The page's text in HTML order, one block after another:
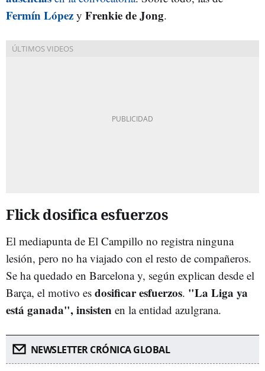
Fermín López y Frenkie de Jong.
Flick dosifica esfuerzos
El mediapunta de El Campillo no registra ninguna
lesión, pero no ha viajado con el resto de compañeros.
Se ha quedado en Barcelona y, según explican desde el
Barça, el motivo es dosificar esfuerzos. "La Liga ya
está ganada", insisten en la entidad azulgrana.
NEWSLETTER CRÓNICA GLOBAL